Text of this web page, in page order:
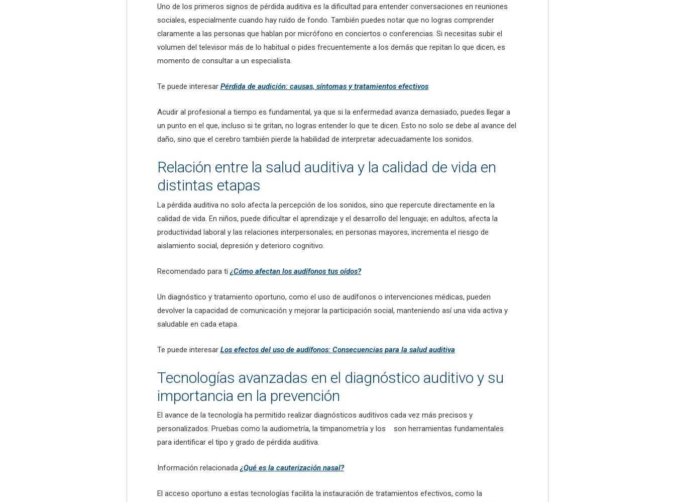
Uno de los primeros signos de pérdida auditiva es la dificultad para entender conversaciones en reuniones
sociales, especialmente cuando hay ruido de fondo. También puedes notar que no logras comprender
claramente a las personas que hablan por micrófono en conciertos o conferencias. Si necesitas subir el
volumen del televisor más de lo habitual o pides frecuentemente a los demás que repitan lo que dicen, es
momento de consultar a un especialista.
Te puede interesar Pérdida de audición: causas, síntomas y tratamientos efectivos
Acudir al profesional a tiempo es fundamental, ya que si la enfermedad avanza demasiado, puedes llegar a
un punto en el que, incluso si te gritan, no logras entender lo que te dicen. Esto no solo se debe al avance del
daño, sino que el cerebro también pierde la habilidad de interpretar adecuadamente los sonidos.
Relación entre la salud auditiva y la calidad de vida en
distintas etapas
La pérdida auditiva no solo afecta la percepción de los sonidos, sino que repercute directamente en la
calidad de vida. En niños, puede dificultar el aprendizaje y el desarrollo del lenguaje; en adultos, afecta la
productividad laboral y las relaciones interpersonales; en personas mayores, incrementa el riesgo de
aislamiento social, depresión y deterioro cognitivo.
Recomendado para ti¿Cómo afectan los audífonos tus oídos?
Un diagnóstico y tratamiento oportuno, como el uso de audífonos o intervenciones médicas, pueden
devolver la capacidad de comunicación y mejorar la participación social, manteniendo así una vida activa y
saludable en cada etapa.
Te puede interesar Los efectos del uso de audífonos: Consecuencias para la salud auditiva
Tecnologías avanzadas en el diagnóstico auditivo y su
importancia en la prevención
El avance de la tecnología ha permitido realizar diagnósticos auditivos cada vez más precisos y
personalizados. Pruebas como la audiometría, la timpanometría y los son herramientas fundamentales
para identificar el tipo y grado de pérdida auditiva.
Información relacionada¿Qué es la cauterización nasal?
El acceso oportuno a estas tecnologías facilita la instauración de tratamientos efectivos, como la